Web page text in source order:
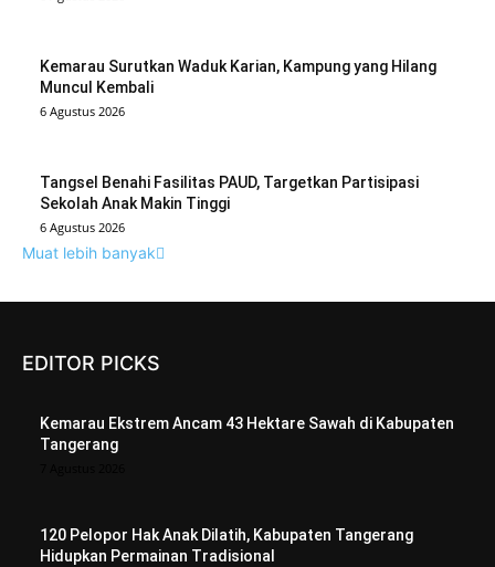
Kemarau Surutkan Waduk Karian, Kampung yang Hilang
Muncul Kembali
6 Agustus 2026
Tangsel Benahi Fasilitas PAUD, Targetkan Partisipasi
Sekolah Anak Makin Tinggi
6 Agustus 2026
Muat lebih banyak
EDITOR PICKS
Kemarau Ekstrem Ancam 43 Hektare Sawah di Kabupaten
Tangerang
120 Pelopor Hak Anak Dilatih, Kabupaten Tangerang
Hidupkan Permainan Tradisional